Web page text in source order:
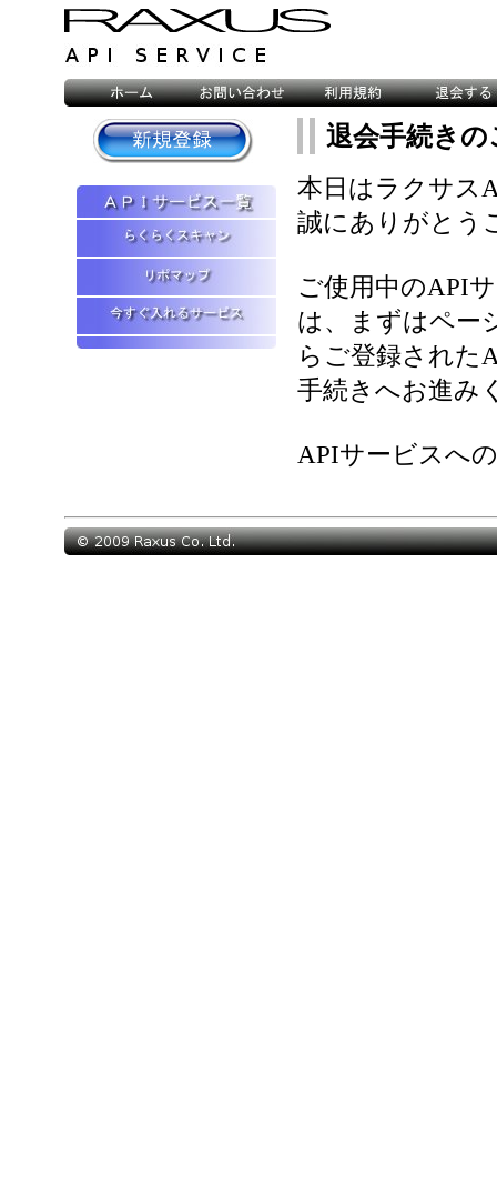
退会手続きの
本日はラクサス
誠にありがとう
ご使用中のAPI
は、まずはペー
らご登録された
手続きへお進み
APIサービスへ